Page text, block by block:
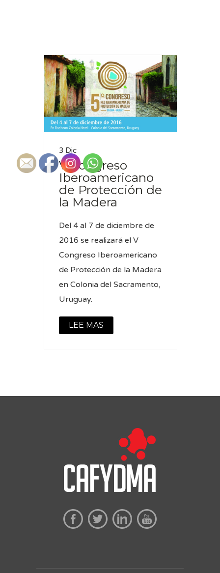
3 Dic
V Congreso
Iberoamericano
de Protección de
la Madera
Del 4 al 7 de diciembre de
2016 se realizará el V
Congreso Iberoamericano
de Protección de la Madera
en Colonia del Sacramento,
Uruguay.
LEE MAS